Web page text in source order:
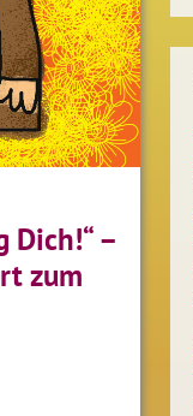
Dich!“ –
zum